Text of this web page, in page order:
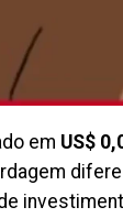
em US$